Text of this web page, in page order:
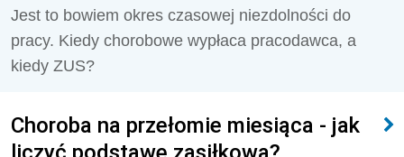
Jest to bowiem okres czasowej niezdolności do
pracy. Kiedy chorobowe wypłaca pracodawca, a
kiedy ZUS?
Choroba na przełomie miesiąca - jak